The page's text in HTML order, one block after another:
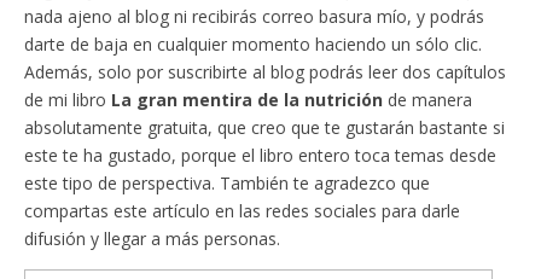
nada ajeno al blog ni recibirás correo basura mío, y podrás
darte de baja en cualquier momento haciendo un sólo clic.
Además, solo por suscribirte al blog podrás leer dos capítulos
de mi libro La gran mentira de la nutrición de manera
absolutamente gratuita, que creo que te gustarán bastante si
este te ha gustado, porque el libro entero toca temas desde
este tipo de perspectiva. También te agradezco que
compartas este artículo en las redes sociales para darle
difusión y llegar a más personas.